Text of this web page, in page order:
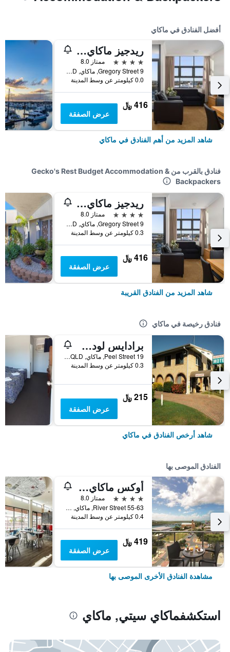
أفضل الفنادق في ماكاي
ريدجيز ماكاي سويتس
4 نجوم
ممتاز 8.0
9 Gregory Street, ماكاي, QLD, أستراليا
0.0 كيلومتر عن وسط المدينة
416 ﷼
عرض الصفقة
شاهد المزيد من أهم الفنادق في ماكاي
فنادق بالقرب من Gecko's Rest Budget Accommodation &
Backpackers
ريدجيز ماكاي سويتس
4 نجوم
ممتاز 8.0
9 Gregory Street, ماكاي, QLD, أستراليا
0.3 كيلومتر عن وسط المدينة
416 ﷼
عرض الصفقة
شاهد المزيد من الفنادق القريبة
فنادق رخيصة في ماكاي
برادايس لودج موتل
19 Peel Street, ماكاي, QLD, أستراليا
0.3 كيلومتر عن وسط المدينة
215 ﷼
عرض الصفقة
شاهد أرخص الفنادق في ماكاي
الفنادق الموصى بها
أوكس ماكاي ريفرمارك هوتل
4 نجوم
ممتاز 8.0
55-63 River Street, ماكاي, QLD, أستراليا
0.4 كيلومتر عن وسط المدينة
419 ﷼
عرض الصفقة
مشاهدة الفنادق الأخرى الموصى بها
استكشفماكاي سيتي, ماكاي